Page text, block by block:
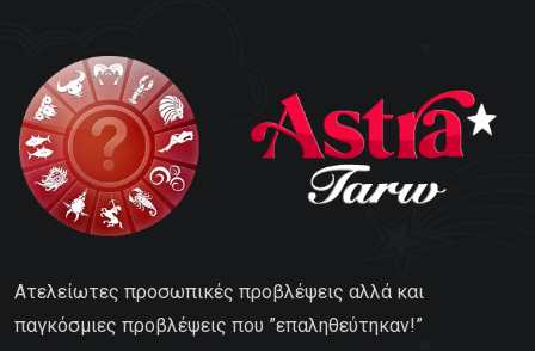
Ατελείωτες προσωπικές προβλέψεις αλλά και
παγκόσμιες προβλέψεις που ”επαληθεύτηκαν!”